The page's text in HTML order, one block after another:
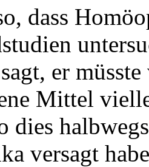
dass
er
Mittel
dies
versagt